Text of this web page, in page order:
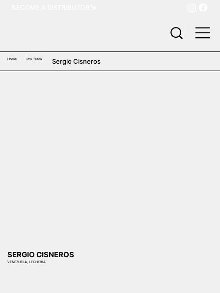
Home Pro Team Sergio Cisneros
SERGIO CISNEROS
VENEZUELA, LECHERIA